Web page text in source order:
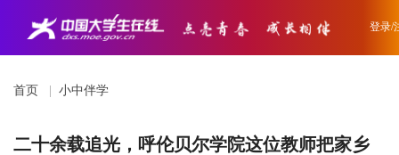
登录/
首页 小中伴学
二十余载追光，呼伦贝尔学院这位教师把家乡